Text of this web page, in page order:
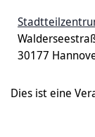
30177
Dies ist eine